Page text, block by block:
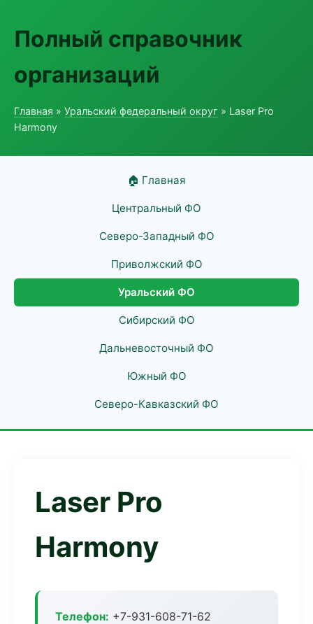
Полный справочник
организаций
Главная » Уральский федеральный округ » Laser Pro
Harmony
🏠 Главная
Центральный ФО
Северо-Западный ФО
Приволжский ФО
Уральский ФО
Сибирский ФО
Дальневосточный ФО
Южный ФО
Северо-Кавказский ФО
Laser Pro
Harmony
Телефон: +7-931-608-71-62